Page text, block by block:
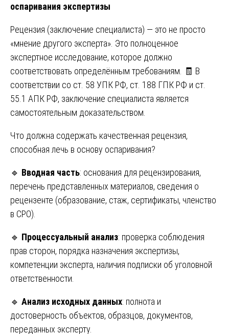
оспаривания экспертизы
Рецензия (заключение специалиста) — это не просто
«мнение другого эксперта». Это полноценное
экспертное исследование, которое должно
соответствовать определённым требованиям. 🧾 В
соответствии со ст. 58 УПК РФ, ст. 188 ГПК РФ и ст.
55.1 АПК РФ, заключение специалиста является
самостоятельным доказательством.
Что должна содержать качественная рецензия,
способная лечь в основу оспаривания?
🔹 Вводная часть: основания для рецензирования,
перечень представленных материалов, сведения о
рецензенте (образование, стаж, сертификаты, членство
в СРО).
🔹 Процессуальный анализ: проверка соблюдения
прав сторон, порядка назначения экспертизы,
компетенции эксперта, наличия подписки об уголовной
ответственности.
🔹 Анализ исходных данных: полнота и
достоверность объектов, образцов, документов,
переданных эксперту.